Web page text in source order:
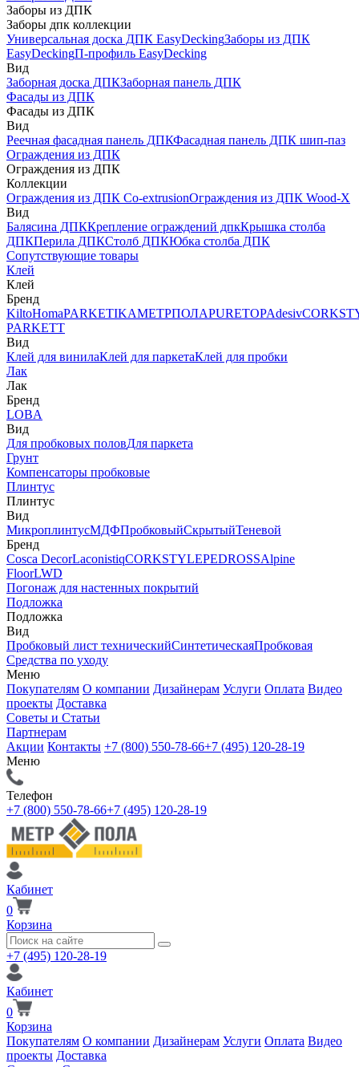
Заборы из ДПК
Заборы дпк коллекции
Универсальная доска ДПК EasyDeckingЗаборы из ДПК
EasyDeckingП-профиль EasyDecking
Вид
Заборная доска ДПКЗаборная панель ДПК
Фасады из ДПК
Фасады из ДПК
Вид
Реечная фасадная панель ДПКФасадная панель ДПК шип-паз
Ограждения из ДПК
Ограждения из ДПК
Коллекции
Ограждения из ДПК Co-extrusionОграждения из ДПК Wood-X
Вид
Балясина ДПККрепление ограждений дпкКрышка столба
ДПКПерила ДПКСтолб ДПКЮбка столба ДПК
Сопутствующие товары
Клей
Клей
Бренд
KiltoHomaPARKETIKAМЕТРПОЛАPURETOPAdesiv
PARKETT
Вид
Клей для винилаКлей для паркетаКлей для пробки
Лак
Лак
Бренд
LOBA
Вид
Для пробковых половДля паркета
Грунт
Компенсаторы пробковые
Плинтус
Плинтус
Вид
МикроплинтусМДФПробковыйСкрытыйТеневой
Бренд
Cosca DecorLaconistiqCORKSTYLEPEDROSSAlpine
FloorLWD
Погонаж для настенных покрытий
Подложка
Подложка
Вид
Пробковый лист техническийСинтетическаяПробковая
Средства по уходу
Меню
Покупателям О компании Дизайнерам Услуги Оплата Видео
проекты Доставка
Советы и Статьи
Партнерам
Акции Контакты +7 (800) 550-78-66+7 (495) 120-28-19
Меню
Телефон
+7 (800) 550-78-66+7 (495) 120-28-19
Кабинет
0
Корзина
+7 (495) 120-28-19
Кабинет
0
Корзина
Покупателям О компании Дизайнерам Услуги Оплата Видео
проекты Доставка